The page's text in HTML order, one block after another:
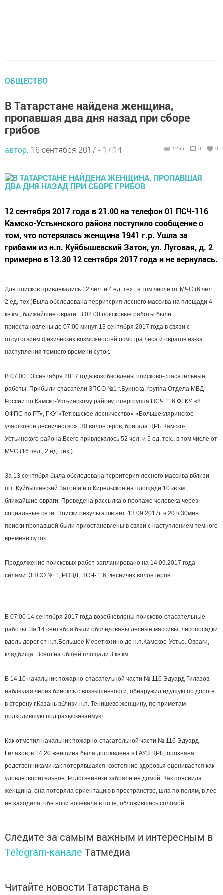
ОБЩЕСТВО
В Татарстане найдена женщина,
пропавшая два дня назад при сборе
грибов
автор, 16 сентября 2017 - 17:14 1265 0 0
12 сентября 2017 года в 21.00 на телефон 01 ПСЧ-116
Камско-Устьинского района поступило сообщение о
том, что потерялась женщина 1941 г.р. Ушла за
грибами из н.п. Куйбышевский Затон, ул. Луговая, д. 2
примерно в 13.30 12 сентября 2017 года и не вернулась.
Для поисков привлекались 12 чел. и 4 ед. тех., в том числе от МЧС (6 чел.,
2 ед. тех.)Была обследована территория лесного массива на площади 4
кв.км., ближайшие овраги. В 02:00 поисковые работы были
приостановлены до 07:00 минут 13 сентября 2017 года в связи с
отсутствием физических возможностей осмотра леса и оврагов из-за
наступления темного времени суток.
В 07:00 13 сентября 2017 года возобновлены поисково-спасательные
работы. Прибыли спасатели ЗПСО №1 г.Буинска, группа Отдела МВД
России по Камско-Устьинскому району, опергруппа ПСЧ 116 ФГКУ «8
ОФПС по РТ», ГКУ «Тетюшское лесничество» «Большекляринское
участковое лесничество», 30 волонтёров, бригада ЦРБ Камско-
Устьинского района.Всего привлекалось 52 чел. и 5 ед. тех., в том числе от
МЧС (16 чел., 2 ед. тех.)
За 13 сентября была обследована территория лесного массива вблизи
пгт. Куйбышевский Затон и н.п.Кирельское на площади 10 кв.км.,
ближайшие овраги. Проведена рассылка о пропаже человека через
социальные сети. Поиски результатов нет. 13.09.2017г. в 20 ч.30мин.
поиски пропавшей были приостановлены в связи с наступлением темного
времени суток.
Продолжение поисковых работ запланировано на 14.09.2017 года
силами: ЗПСО № 1, РОВД, ПСЧ-116, лесничих,волонтёров.
В 07:00 14 сентября 2017 года возобновлены поисково-спасательные
работы. За 14 сентября были обследованы лесные массивы, лесопосадки
вдоль дорог от н.п.Большое Мереткозино до н.п.Камское-Устье. Овраги,
кладбища. Всего на общей площади 8 кв.км.
В 14.10 начальник пожарно-спасательной части № 116 Эдуард Гилазов,
наблюдая через бинокль с возвышенности, обнаружил идущую по дороге
в сторону г.Казань вблизи н.п. Тенишево женщину, по приметам
подходившую под разыскиваемую.
Как отметил начальник пожарно-спасательной части № 116 Эдуард
Гилазов, в 14.20 женщина была доставлена в ГАУЗ ЦРБ, опознана
родственниками как потерявшаяся, состояние здоровья оценивается как
удовлетворительное. Родственники забрали её домой. Как пояснила
женщина, она потеряла ориентацию в пространстве, шла по полям, в лес
не заходила, обе ночи ночевала в поле, обложившись соломой.
Следите за самым важным и интересным в
Telegram-канале Татмедиа
Читайте новости Татарстана в